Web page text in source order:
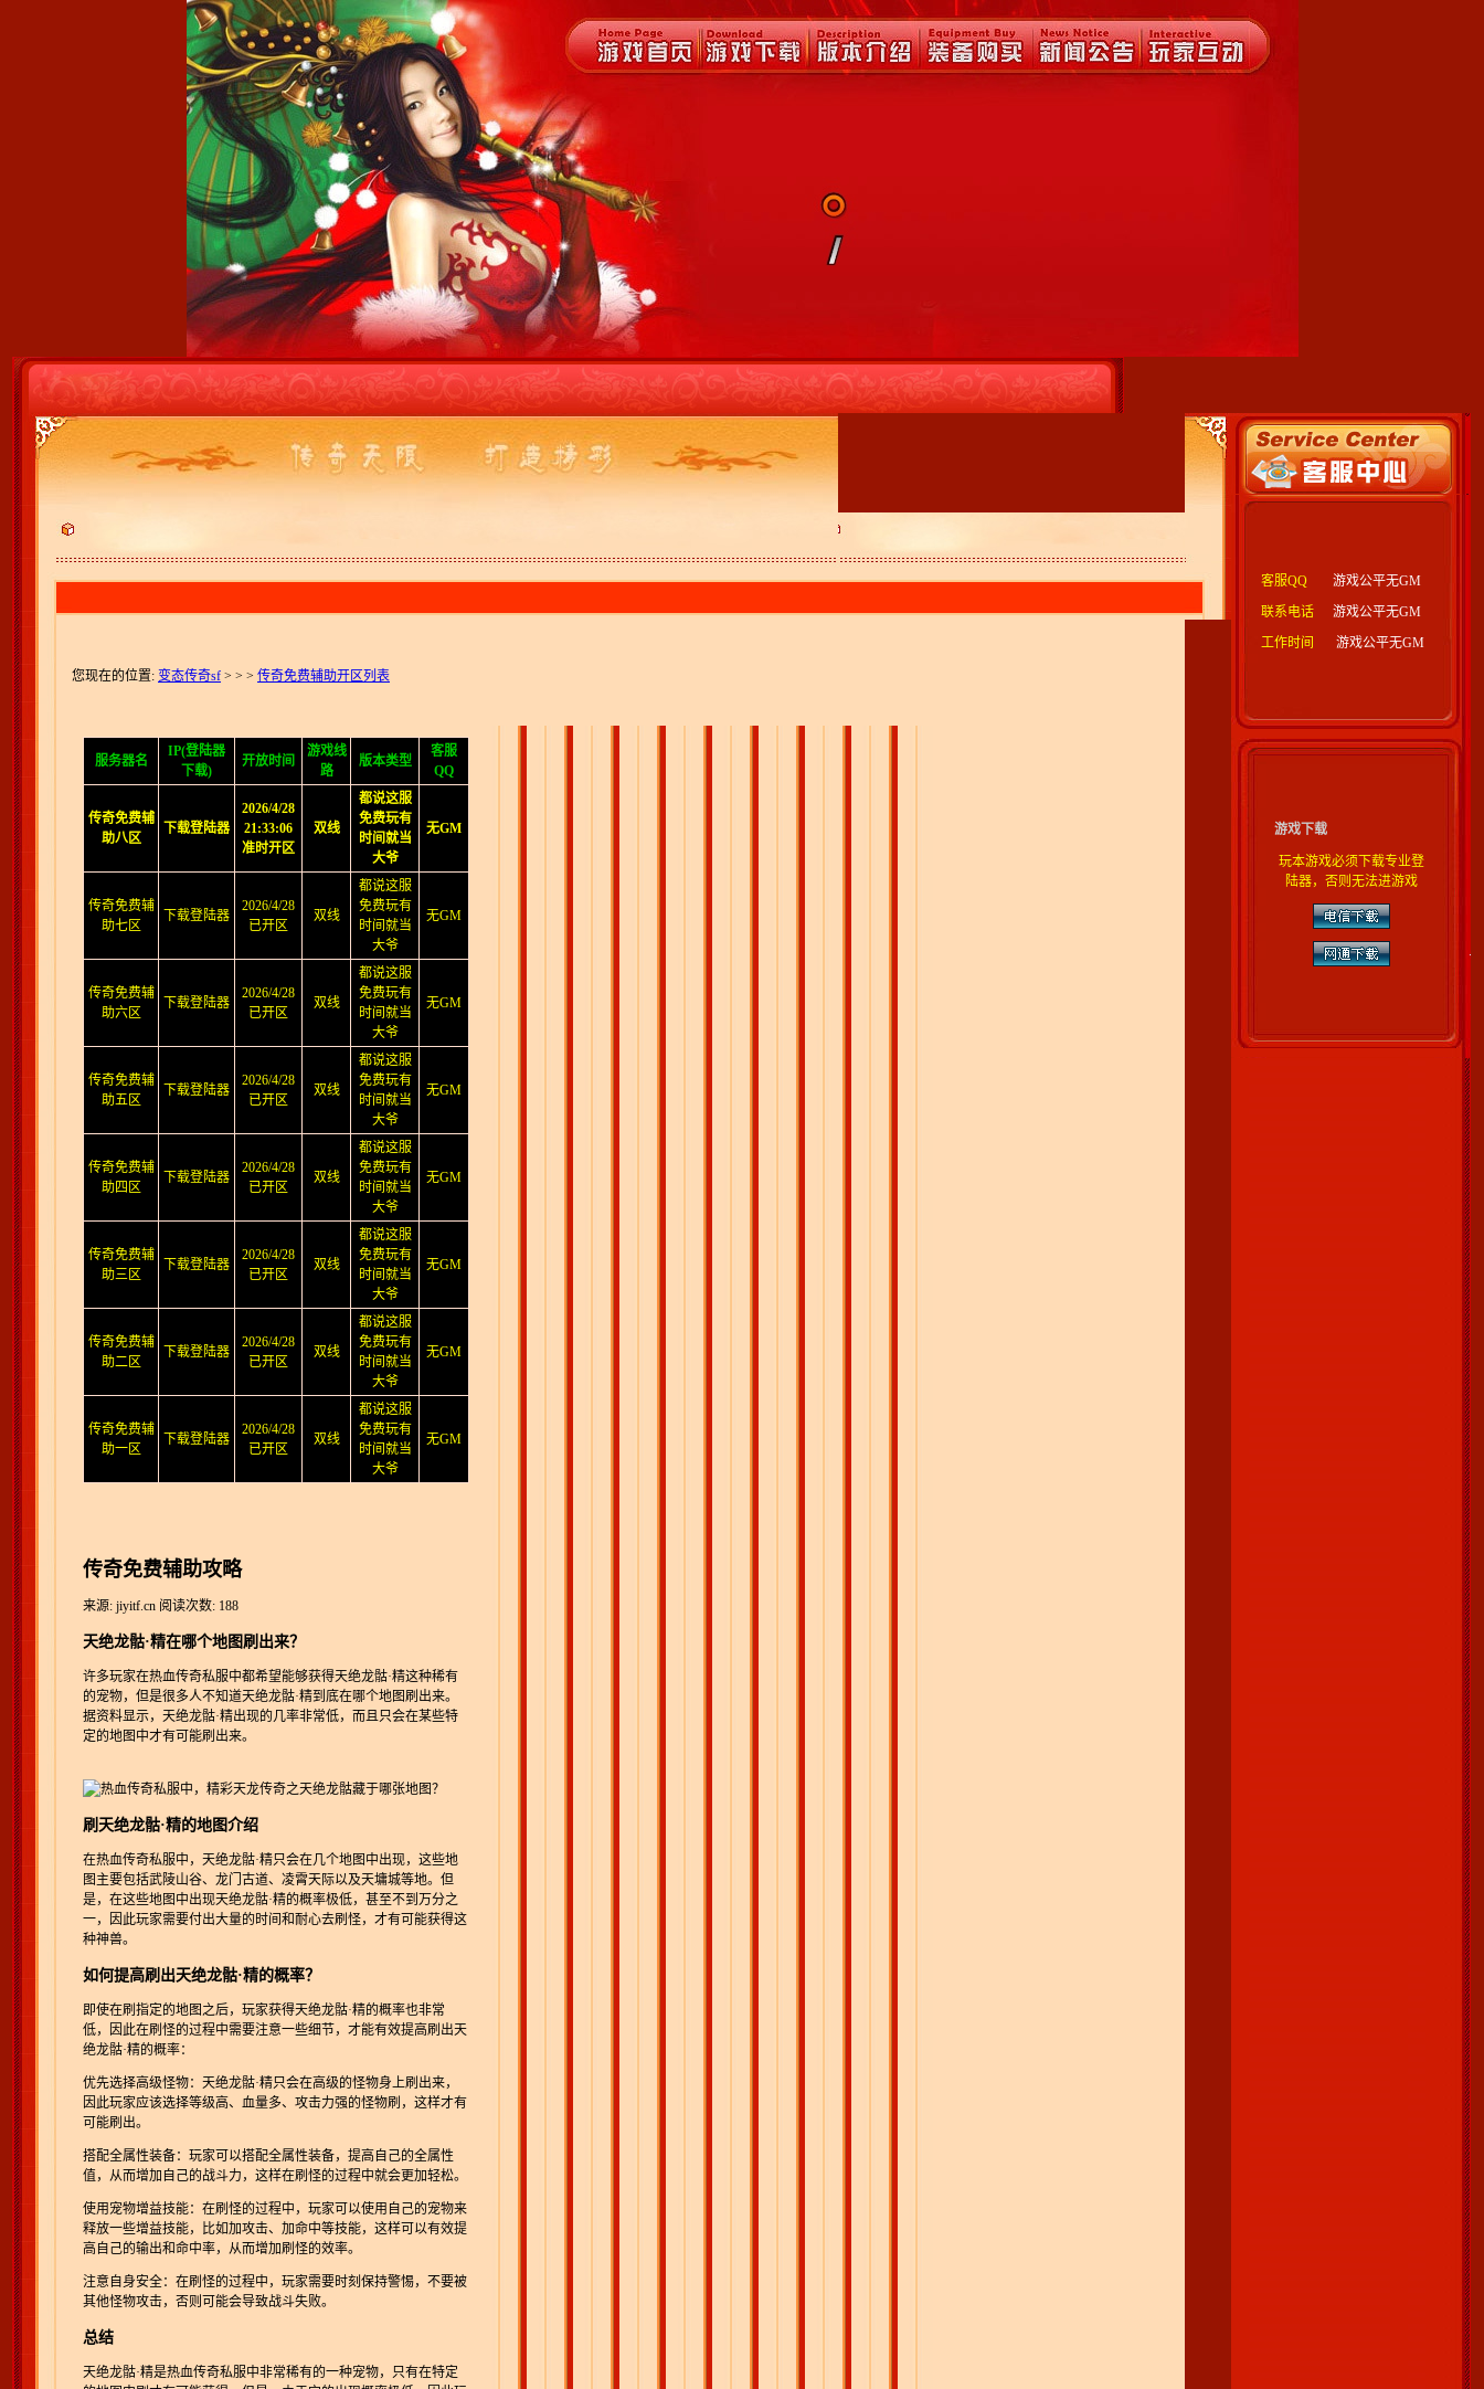
客服QQ
游戏公平无GM
联系电话
游戏公平无GM
工作时间
游戏公平无GM
游戏下载
玩本游戏必须下载专业登
陆器，否则无法进游戏
您现在的位置: 变态传奇sf > > > 传奇免费辅助开区列表
服务器名
IP(登陆器
下载)
开放时间
游戏线
路
版本类型
客服
QQ
传奇免费辅
助八区
下载登陆器
2026/4/28
21:33:06
准时开区
双线
都说这服
免费玩有
时间就当
大爷
无GM
传奇免费辅
助七区
下载登陆器
2026/4/28
已开区
双线
都说这服
免费玩有
时间就当
大爷
无GM
传奇免费辅
助六区
下载登陆器
2026/4/28
已开区
双线
都说这服
免费玩有
时间就当
大爷
无GM
传奇免费辅
助五区
下载登陆器
2026/4/28
已开区
双线
都说这服
免费玩有
时间就当
大爷
无GM
传奇免费辅
助四区
下载登陆器
2026/4/28
已开区
双线
都说这服
免费玩有
时间就当
大爷
无GM
传奇免费辅
助三区
下载登陆器
2026/4/28
已开区
双线
都说这服
免费玩有
时间就当
大爷
无GM
传奇免费辅
助二区
下载登陆器
2026/4/28
已开区
双线
都说这服
免费玩有
时间就当
大爷
无GM
传奇免费辅
助一区
下载登陆器
2026/4/28
已开区
双线
都说这服
免费玩有
时间就当
大爷
无GM
传奇免费辅助攻略
来源: jiyitf.cn 阅读次数: 188
天绝龙骷·精在哪个地图刷出来？
许多玩家在热血传奇私服中都希望能够获得天绝龙骷·精这种稀有
的宠物，但是很多人不知道天绝龙骷·精到底在哪个地图刷出来。
据资料显示，天绝龙骷·精出现的几率非常低，而且只会在某些特
定的地图中才有可能刷出来。
刷天绝龙骷·精的地图介绍
在热血传奇私服中，天绝龙骷·精只会在几个地图中出现，这些地
图主要包括武陵山谷、龙门古道、凌霄天际以及天墉城等地。但
是，在这些地图中出现天绝龙骷·精的概率极低，甚至不到万分之
一，因此玩家需要付出大量的时间和耐心去刷怪，才有可能获得这
种神兽。
如何提高刷出天绝龙骷·精的概率？
即使在刷指定的地图之后，玩家获得天绝龙骷·精的概率也非常
低，因此在刷怪的过程中需要注意一些细节，才能有效提高刷出天
绝龙骷·精的概率：
优先选择高级怪物：天绝龙骷·精只会在高级的怪物身上刷出来，
因此玩家应该选择等级高、血量多、攻击力强的怪物刷，这样才有
可能刷出。
搭配全属性装备：玩家可以搭配全属性装备，提高自己的全属性
值，从而增加自己的战斗力，这样在刷怪的过程中就会更加轻松。
使用宠物增益技能：在刷怪的过程中，玩家可以使用自己的宠物来
释放一些增益技能，比如加攻击、加命中等技能，这样可以有效提
高自己的输出和命中率，从而增加刷怪的效率。
注意自身安全：在刷怪的过程中，玩家需要时刻保持警惕，不要被
其他怪物攻击，否则可能会导致战斗失败。
总结
天绝龙骷·精是热血传奇私服中非常稀有的一种宠物，只有在特定